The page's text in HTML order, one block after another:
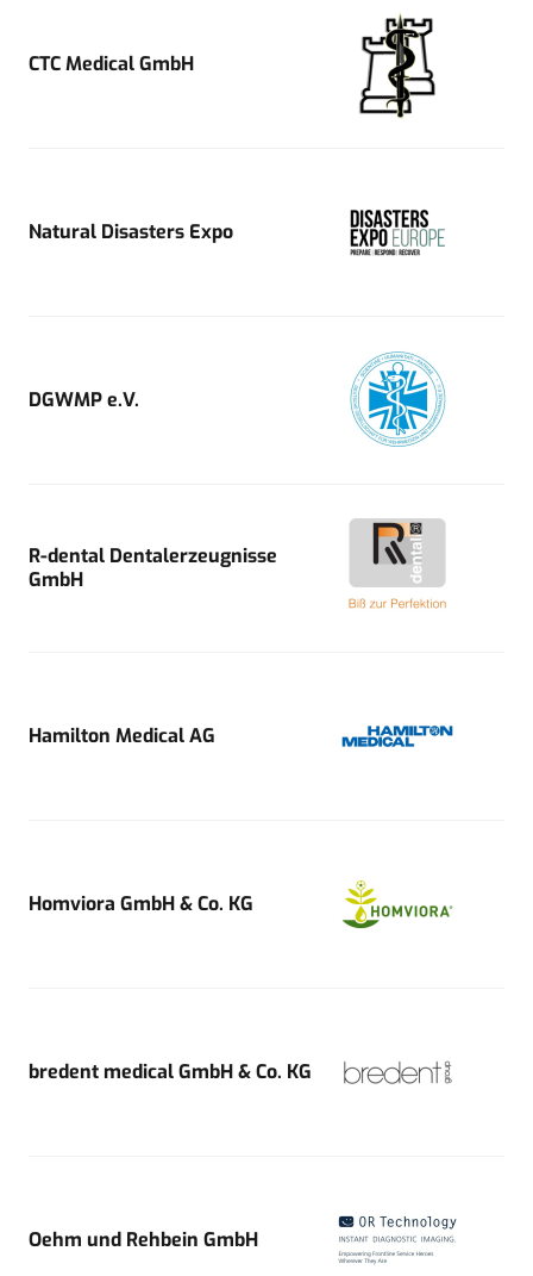
CTC Medical GmbH
Natural Disasters Expo
DGWMP e.V.
R-dental Dentalerzeugnisse
GmbH
Hamilton Medical AG
Homviora GmbH & Co. KG
bredent medical GmbH & Co. KG
Oehm und Rehbein GmbH